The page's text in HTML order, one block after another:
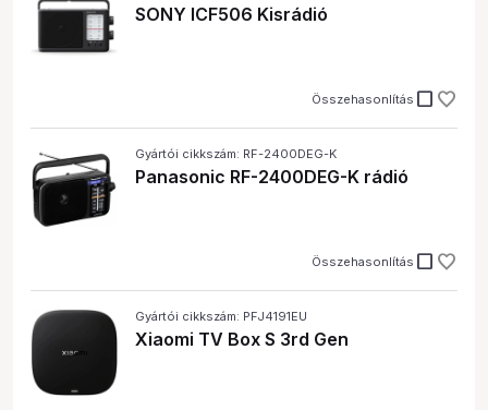
SONY ICF506 Kisrádió
Összehasonlítás check_box_outline_blank
Gyártói cikkszám: RF-2400DEG-K
Panasonic RF-2400DEG-K rádió
Összehasonlítás check_box_outline_blank
Gyártói cikkszám: PFJ4191EU
Xiaomi TV Box S 3rd Gen